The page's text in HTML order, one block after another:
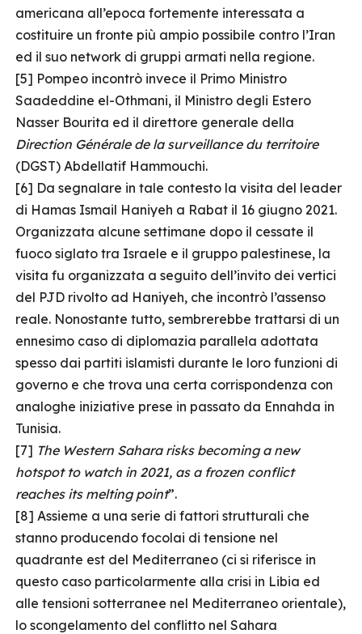
americana all’epoca fortemente interessata a
costituire un fronte più ampio possibile contro l’Iran
ed il suo network di gruppi armati nella regione.
[5] Pompeo incontrò invece il Primo Ministro
Saadeddine el-Othmani, il Ministro degli Estero
Nasser Bourita ed il direttore generale della
Direction Générale de la surveillance du territoire
(DGST) Abdellatif Hammouchi.
[6] Da segnalare in tale contesto la visita del leader
di Hamas Ismail Haniyeh a Rabat il 16 giugno 2021.
Organizzata alcune settimane dopo il cessate il
fuoco siglato tra Israele e il gruppo palestinese, la
visita fu organizzata a seguito dell’invito dei vertici
del PJD rivolto ad Haniyeh, che incontrò l’assenso
reale. Nonostante tutto, sembrerebbe trattarsi di un
ennesimo caso di diplomazia parallela adottata
spesso dai partiti islamisti durante le loro funzioni di
governo e che trova una certa corrispondenza con
analoghe iniziative prese in passato da Ennahda in
Tunisia.
[7] The Western Sahara risks becoming a new
hotspot to watch in 2021, as a frozen conflict
reaches its melting point”.
[8] Assieme a una serie di fattori strutturali che
stanno producendo focolai di tensione nel
quadrante est del Mediterraneo (ci si riferisce in
questo caso particolarmente alla crisi in Libia ed
alle tensioni sotterranee nel Mediterraneo orientale),
lo scongelamento del conflitto nel Sahara